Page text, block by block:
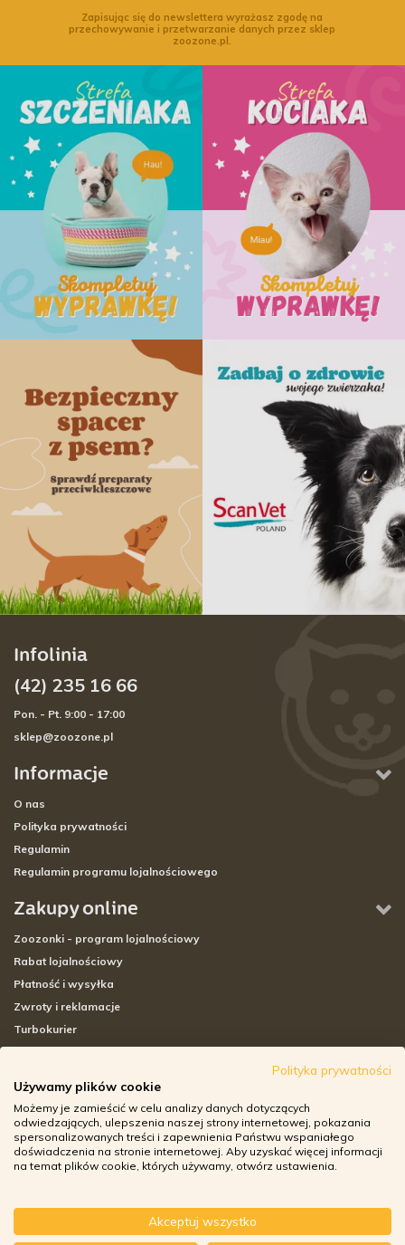
Zapisując się do newslettera wyrażasz zgodę na
przechowywanie i przetwarzanie danych przez sklep
zoozone.pl.
Informacje
O nas
Polityka prywatności
Regulamin
Regulamin programu lojalnościowego
Zakupy online
Zoozonki - program lojalnościowy
Rabat lojalnościowy
Płatność i wysyłka
Zwroty i reklamacje
Turbokurier
Adresy sklepów stacjonarnych
Godziny otwarcia sklepów
Aplikacja zoozone.pl
Zwroty i reklamacje
Infolinia
(42) 235 16 66
Pon. - Pt. 9:00 - 17:00
sklep@zoozone.pl
Polityka prywatności
Używamy plików cookie
Możemy je zamieścić w celu analizy danych dotyczących
odwiedzających, ulepszenia naszej strony internetowej, pokazania
spersonalizowanych treści i zapewnienia Państwu wspaniałego
doświadczenia na stronie internetowej. Aby uzyskać więcej informacji
na temat plików cookie, których używamy, otwórz ustawienia.
Akceptuj wszystko